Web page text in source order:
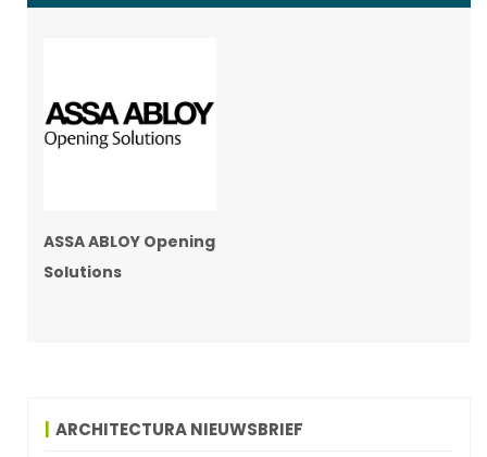
ASSA ABLOY Opening
Solutions
ARCHITECTURA NIEUWSBRIEF